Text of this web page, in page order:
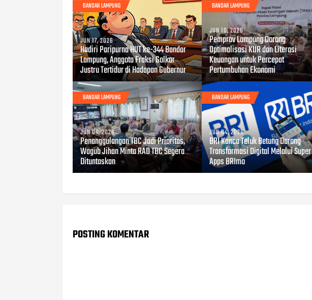
BANDAR LAMPUNG
JUN 17, 2026
Hadiri Paripurna HUT ke-344 Bandar
Lampung, Anggota Fraksi Golkar
Justru Tertidur di Hadapan Gubernur
BANDAR LAMPUNG
JUN 10, 2026
Pemprov Lampung Dorong
Optimalisasi KUR dan Literasi
Keuangan untuk Percepat
Pertumbuhan Ekonomi
BANDAR LAMPUNG
JUN 04, 2026
Penanggulangan TBC Jadi Prioritas,
Wagub Jihan Minta RAD TBC Segera
Dituntaskan
BANDAR LAMPUNG
JUN 04, 2026
BRI Kanca Teluk Betung Dorong
Transformasi Digital Melalui Super
Apps BRImo
POSTING KOMENTAR